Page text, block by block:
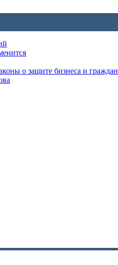
о защите бизнеса и граждан